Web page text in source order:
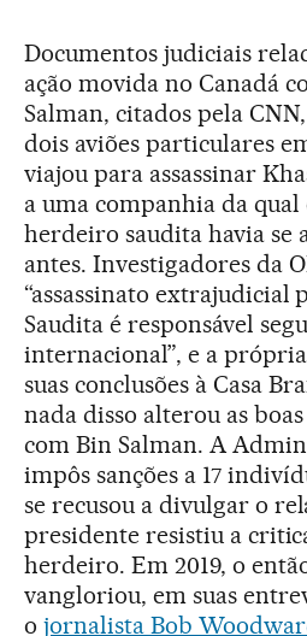
Documentos judiciais
ação movida no Canadá
Salman, citados pela
dois aviões particulares
viajou para assassinar
a uma companhia da
herdeiro saudita havia se
antes. Investigadores da
“assassinato extrajudicial
Saudita é responsável
internacional”, e a
suas conclusões à Casa
nada disso alterou as
com Bin Salman. A
impôs sanções a 17
se recusou a divulgar o
presidente resistiu a
herdeiro. Em 2019, o
vangloriou, em suas
o jornalista Bob